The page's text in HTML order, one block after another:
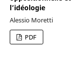
l’idéologie
Alessio Moretti
PDF